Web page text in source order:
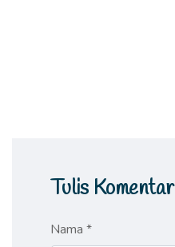
Tulis Komentar
Nama *